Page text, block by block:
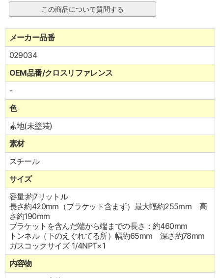
メーカー品番
029034
OEM品番/クロスリファレンス
-
色
素地(未塗装)
素材
スチール
サイズ
容量:約7リットル
長さ約420mm（ブラケット含まず）最大幅約255mm 高
さ約190mm
ブラケットを含んだ端から端までの長さ：約460mm
トンネル（下のえぐれてる所）幅約65mm 深さ約78mm
ガスコックサイズ 1/4NPT×1
内容物